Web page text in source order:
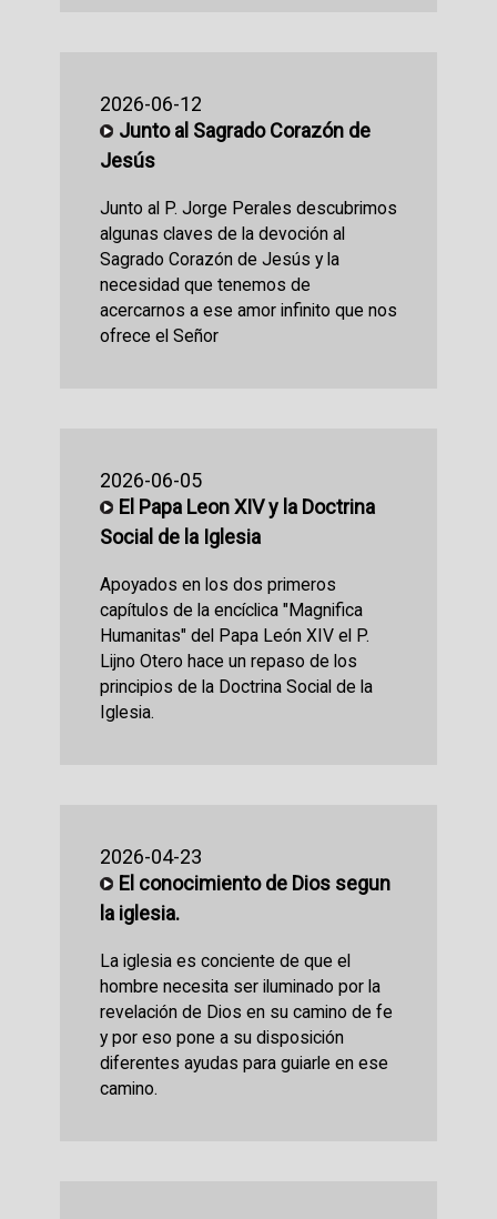
2026-06-12
Junto al Sagrado Corazón de
Jesús
Junto al P. Jorge Perales descubrimos
algunas claves de la devoción al
Sagrado Corazón de Jesús y la
necesidad que tenemos de
acercarnos a ese amor infinito que nos
ofrece el Señor
2026-06-05
El Papa Leon XIV y la Doctrina
Social de la Iglesia
Apoyados en los dos primeros
capítulos de la encíclica "Magnifica
Humanitas" del Papa León XIV el P.
Lijno Otero hace un repaso de los
principios de la Doctrina Social de la
Iglesia.
2026-04-23
El conocimiento de Dios segun
la iglesia.
La iglesia es conciente de que el
hombre necesita ser iluminado por la
revelación de Dios en su camino de fe
y por eso pone a su disposición
diferentes ayudas para guiarle en ese
camino.